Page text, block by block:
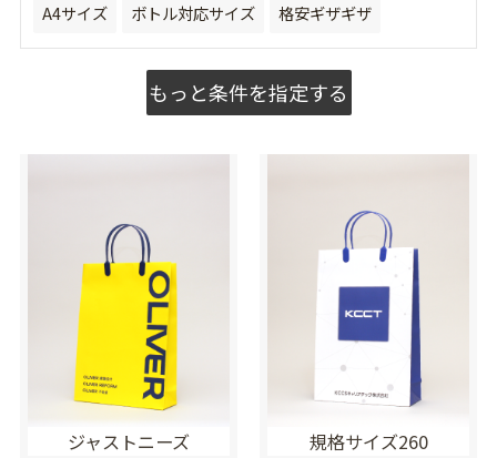
A4サイズ
ボトル対応サイズ 格安ギザギザ
もっと条件を指定する
ジャストニーズ 規格サイズ260